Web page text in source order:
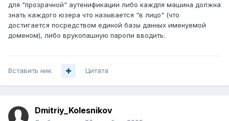
для "прозрачной" аутенификации либо каждпя машина должна
знать каждого юзера что называется "в лицо" (что
достигается посредством единой базы данных именуемой
доменом), либо врукопашную пароли вводить.
Вставить ник Цитата
Dmitriy_Kolesnikov